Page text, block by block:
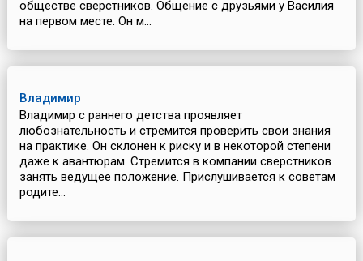
обществе сверстников. Общение с друзьями у Василия
на первом месте. Он м...
Владимир
Владимир с раннего детства проявляет
любознательность и стремится проверить свои знания
на практике. Он склонен к риску и в некоторой степени
даже к авантюрам. Стремится в компании сверстников
занять ведущее положение. Прислушивается к советам
родите...